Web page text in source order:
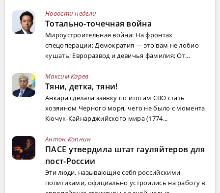
Новости недели
Тотально-точечная война
Мироустроительная война: На фронтах
спецоперации; Демократия — это вам не лобио
кушать; Евроразвод и девичья фамилия; От...
Максим Карев
Тяни, детка, тяни!
Анкара сделала заявку по итогам СВО стать
хозяином Черного моря, чего не было с момента
Кючук-Кайнарджийского мира (1774...
Антон Копнин
ПАСЕ утвердила штат гауляйтеров для
пост-России
Эти люди, называющие себя российскими
политиками, официально устроились на работу в